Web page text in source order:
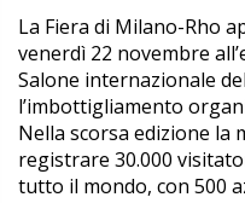
La Fiera di Milano-Rho
venerdì 22 novembre
Salone internazionale
l’imbottigliamento
Nella scorsa edizione la
registrare 30.000
tutto il mondo, con 500